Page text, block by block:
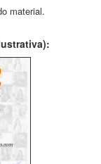
material.